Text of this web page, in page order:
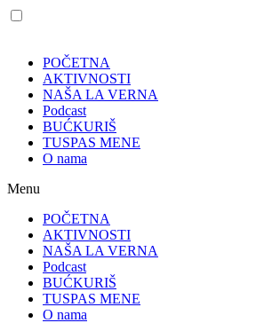
POČETNA
AKTIVNOSTI
NAŠA LA VERNA
Podcast
BUĆKURIŠ
TUSPAS MENE
O nama
Menu
POČETNA
AKTIVNOSTI
NAŠA LA VERNA
Podcast
BUĆKURIŠ
TUSPAS MENE
O nama